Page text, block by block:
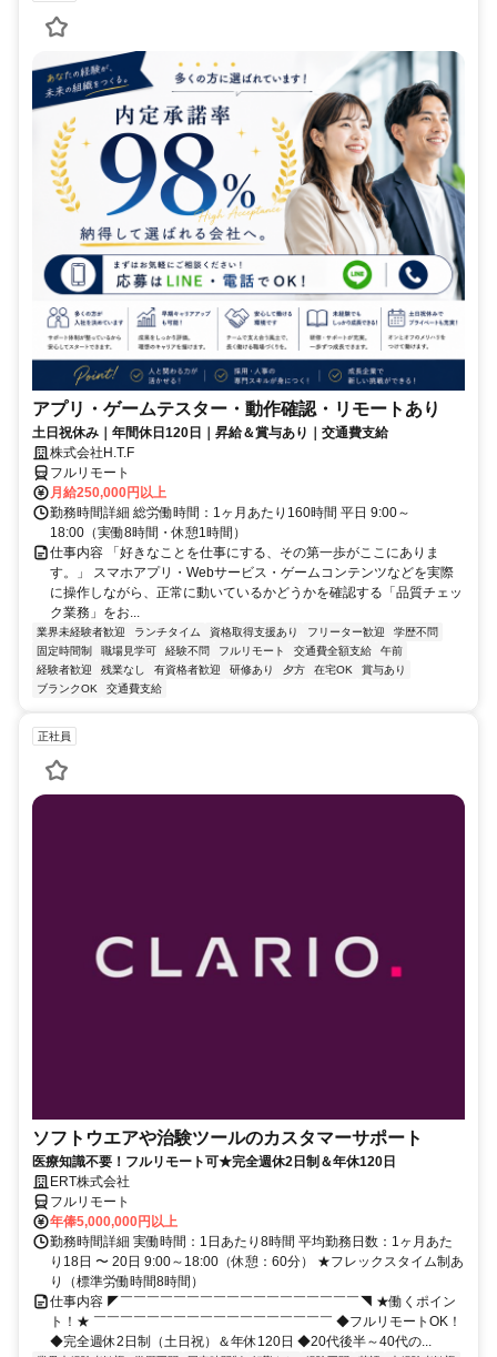
アプリ・ゲームテスター・動作確認・リモートあり
土日祝休み｜年間休日120日｜昇給＆賞与あり｜交通費支給
株式会社H.T.F
フルリモート
月給250,000円以上
勤務時間詳細 総労働時間：1ヶ月あたり160時間 平日 9:00～
18:00（実働8時間・休憩1時間）
仕事内容 「好きなことを仕事にする、その第一歩がここにありま
す。」 スマホアプリ・Webサービス・ゲームコンテンツなどを実際
に操作しながら、正常に動いているかどうかを確認する「品質チェッ
ク業務」をお...
業界未経験者歓迎 ランチタイム 資格取得支援あり フリーター歓迎
学歴不問
固定時間制
職場見学可 経験不問 フルリモート 交通費全額支給
午前
経験者歓迎
残業なし 有資格者歓迎 研修あり 夕方 在宅OK
賞与あり
ブランクOK
交通費支給
正社員
ソフトウエアや治験ツールのカスタマーサポート
医療知識不要！フルリモート可★完全週休2日制＆年休120日
ERT株式会社
フルリモート
年俸5,000,000円以上
勤務時間詳細 実働時間：1日あたり8時間 平均勤務日数：1ヶ月あた
り18日 〜 20日 9:00～18:00（休憩：60分） ★フレックスタイム制あ
り（標準労働時間8時間）
仕事内容 ◤￣￣￣￣￣￣￣￣￣￣￣￣￣￣￣￣￣￣◥ ★働くポイン
ト！★ ￣￣￣￣￣￣￣￣￣￣￣￣￣￣￣￣￣￣ ◆フルリモートOK！
◆完全週休2日制（土日祝）＆年休120日 ◆20代後半～40代の...